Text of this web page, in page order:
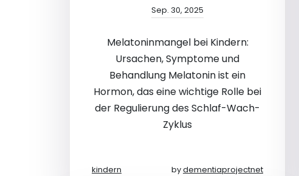
Sep. 30, 2025
Melatoninmangel bei Kindern:
Ursachen, Symptome und
Behandlung Melatonin ist ein
Hormon, das eine wichtige Rolle bei
der Regulierung des Schlaf-Wach-
Zyklus
kindern bydementiaprojectnet